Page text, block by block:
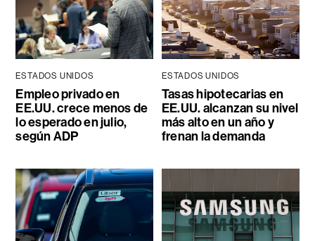
ESTADOS UNIDOS
Empleo privado en
EE.UU. crece menos de
lo esperado en julio,
según ADP
ESTADOS UNIDOS
Tasas hipotecarias en
EE.UU. alcanzan su nivel
más alto en un año y
frenan la demanda